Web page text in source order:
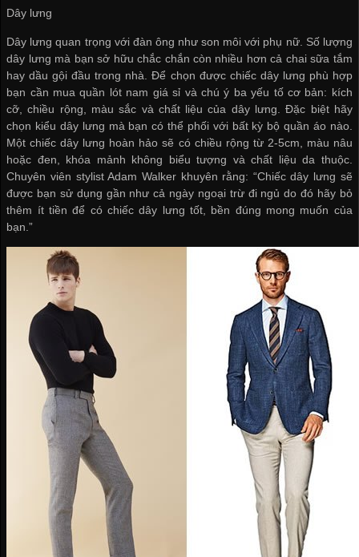
Dây lưng
Dây lưng quan trọng với đàn ông như son môi với phụ nữ. Số lượng
dây lưng mà bạn sở hữu chắc chắn còn nhiều hơn cả chai sữa tắm
hay dầu gội đầu trong nhà. Để chọn được chiếc dây lưng phù hợp
bạn cần mua quần lót nam giá sỉ và chú ý ba yếu tố cơ bản: kích
cỡ, chiều rộng, màu sắc và chất liệu của dây lưng. Đặc biệt hãy
chọn kiểu dây lưng mà bạn có thể phối với bất kỳ bộ quần áo nào.
Một chiếc dây lưng hoàn hảo sẽ có chiều rộng từ 2-5cm, màu nâu
hoặc đen, khóa mảnh không biểu tượng và chất liệu da thuộc.
Chuyên viên stylist Adam Walker khuyên rằng: “Chiếc dây lưng sẽ
được bạn sử dụng gần như cả ngày ngoại trừ đi ngủ do đó hãy bỏ
thêm ít tiền để có chiếc dây lưng tốt, bền đúng mong muốn của
bạn.”